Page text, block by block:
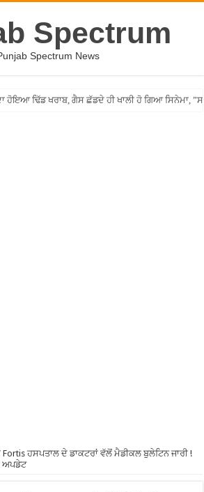
Spectrum
Spectrum News
ਹੋਇਆ ਢਿੱਡ ਖਰਾਬ, ਗੈਸ ਛੱਡਦੇ ਹੀ ਖਾਲੀ ਹੋ ਗਿਆ ਸਿਨੇਮਾ,
Fortis ਹਸਪਤਾਲ ਦੇ ਡਾਕਟਰਾਂ ਵੱਲੋਂ ਮੈਡੀਕਲ ਬੁਲੇਟਿਨ ਜਾਰੀ !
ਅਪਡੇਟ